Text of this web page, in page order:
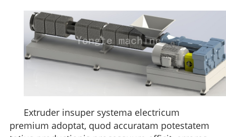
Extruder insuper systema electricum
premium adoptat, quod accuratam potestatem